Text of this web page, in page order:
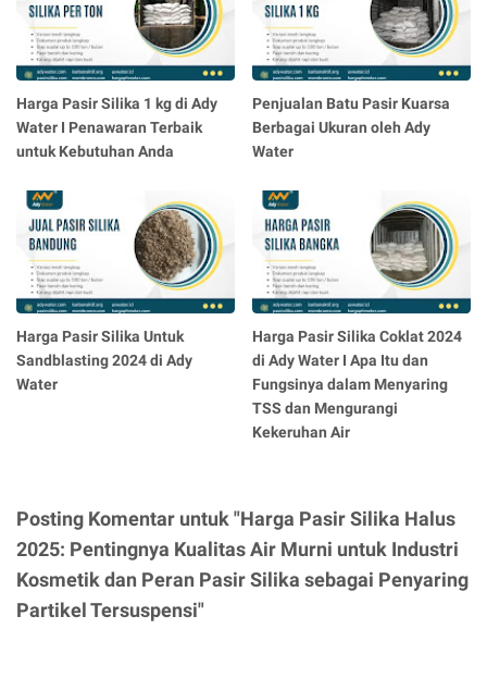
Harga Pasir Silika 1 kg di Ady
Water I Penawaran Terbaik
untuk Kebutuhan Anda
Penjualan Batu Pasir Kuarsa
Berbagai Ukuran oleh Ady
Water
Harga Pasir Silika Untuk
Sandblasting 2024 di Ady
Water
Harga Pasir Silika Coklat 2024
di Ady Water I Apa Itu dan
Fungsinya dalam Menyaring
TSS dan Mengurangi
Kekeruhan Air
Posting Komentar untuk "Harga Pasir Silika Halus
2025: Pentingnya Kualitas Air Murni untuk Industri
Kosmetik dan Peran Pasir Silika sebagai Penyaring
Partikel Tersuspensi"